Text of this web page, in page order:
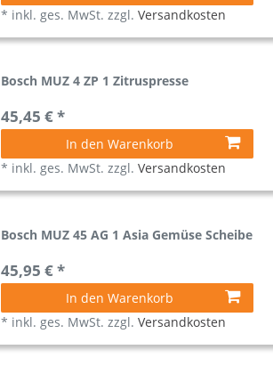
* inkl. ges. MwSt. zzgl.Versandkosten
Bosch MUZ 4 ZP 1 Zitruspresse
45,45 € *
In den Warenkorb
* inkl. ges. MwSt. zzgl.Versandkosten
Bosch MUZ 45 AG 1 Asia Gemüse Scheibe
45,95 € *
In den Warenkorb
* inkl. ges. MwSt. zzgl.Versandkosten